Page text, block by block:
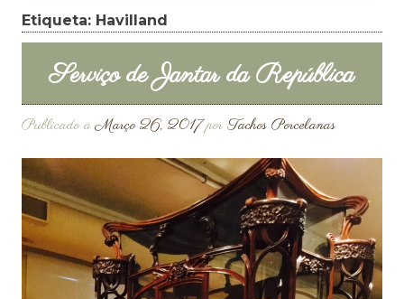
Etiqueta: Havilland
Serviço de Jantar da República
Publicado aMarço 26, 2017por Tachos Porcelanas